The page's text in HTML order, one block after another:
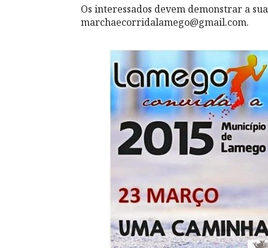
Os interessados devem demonstrar a
marchaecorridalamego@gmail.com.